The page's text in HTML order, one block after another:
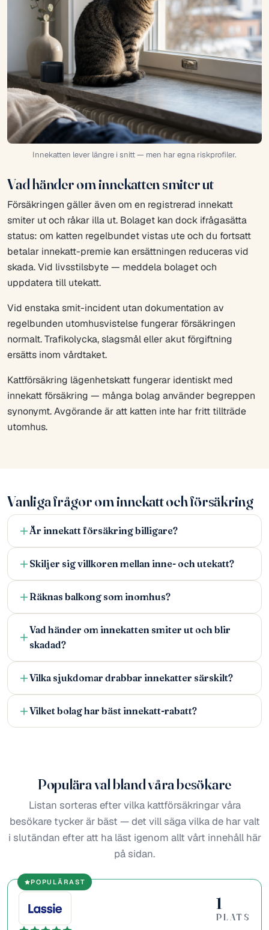
Innekatten lever längre i snitt — men har egna riskprofiler.
Vad händer om innekatten smiter ut
Försäkringen gäller även om en registrerad innekatt
smiter ut och råkar illa ut. Bolaget kan dock ifrågasätta
status: om katten regelbundet vistas ute och du fortsatt
betalar innekatt-premie kan ersättningen reduceras vid
skada. Vid livsstilsbyte — meddela bolaget och
uppdatera till utekatt.
Vid enstaka smit-incident utan dokumentation av
regelbunden utomhusvistelse fungerar försäkringen
normalt. Trafikolycka, slagsmål eller akut förgiftning
ersätts inom vårdtaket.
Kattförsäkring lägenhetskatt fungerar identiskt med
innekatt försäkring — många bolag använder begreppen
synonymt. Avgörande är att katten inte har fritt tillträde
utomhus.
Vanliga frågor om innekatt och försäkring
Är innekatt försäkring billigare?
Skiljer sig villkoren mellan inne- och utekatt?
Räknas balkong som inomhus?
Vad händer om innekatten smiter ut och blir
skadad?
Vilka sjukdomar drabbar innekatter särskilt?
Vilket bolag har bäst innekatt-rabatt?
Populära val bland våra besökare
Listan sorteras efter vilka kattförsäkringar våra
besökare tycker är bäst — det vill säga vilka de har valt
i slutändan efter att ha läst igenom allt vårt innehåll här
på sidan.
POPULÄRAST
1
PLATS